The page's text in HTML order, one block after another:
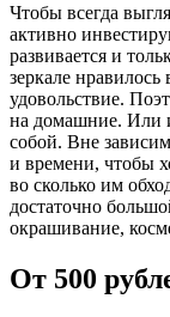
Чтобы всегда
активно
развивается и
зеркале
удовольствие.
на домашние. Или
собой. Вне
и времени, чтобы
во сколько им
достаточно
окрашивание,
От 500